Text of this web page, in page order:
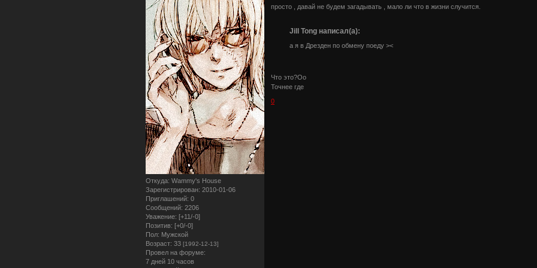
Откуда: Wammy's House
Зарегистрирован: 2010-01-06
Приглашений: 0
Сообщений: 2206
Уважение: [+11/-0]
Позитив: [+0/-0]
Пол: Мужской
Возраст: 33 [1992-12-13]
Провел на форуме:
7 дней 10 часов
просто , давай не будем загадывать , мало ли что в жизни случится.
Jill Tong написал(а):
а я в Дрезден по обмену поеду ><
Что это?Оо
Точнее где
0